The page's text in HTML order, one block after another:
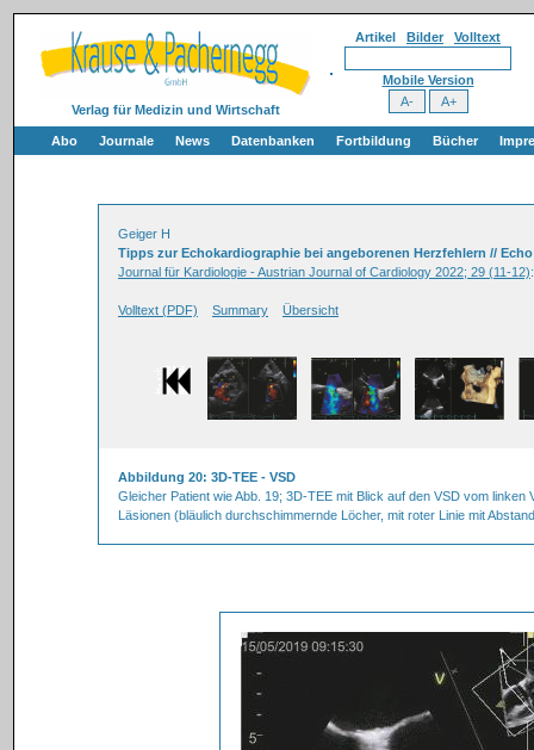
Verlag für Medizin und Wirtschaft
Artikel Bilder Volltext
Mobile Version
Abo Journale News Datenbanken Fortbildung Bücher
Geiger H
Tipps zur Echokardiographie bei angeborenen Herzfehlern //
Journal für Kardiologie - Austrian Journal of Cardiology 2022; 29 (11-12)
Volltext (PDF) Summary Übersicht
Abbildung 20: 3D-TEE - VSD
Gleicher Patient wie Abb. 19; 3D-TEE mit Blick auf den VSD vom
Läsionen (bläulich durchschimmernde Löcher, mit roter Linie mit